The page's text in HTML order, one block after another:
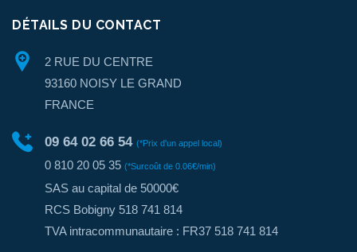
DÉTAILS DU CONTACT
2 RUE DU CENTRE
93160 NOISY LE GRAND
FRANCE
09 64 02 66 54 (*Prix d'un appel local)
0 810 20 05 35 (*Surcoût de 0.06€/min)
SAS au capital de 50000€
RCS Bobigny 518 741 814
TVA intracommunautaire : FR37 518 741 814